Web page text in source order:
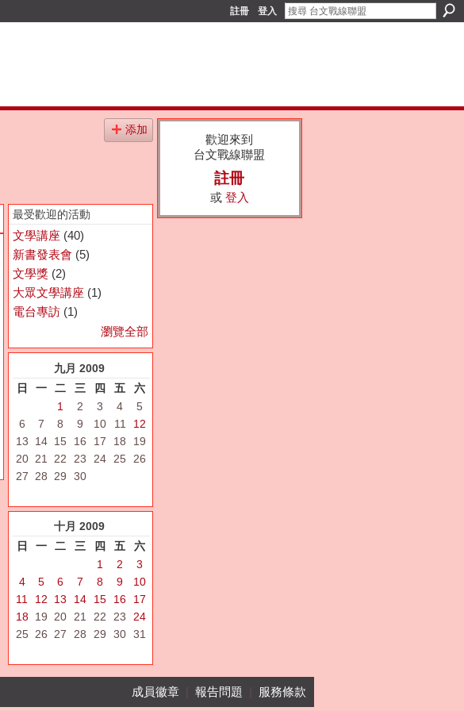
註冊 登入
添加
最受歡迎的活動
文學講座 (40)
新書發表會 (5)
文學獎(2)
大眾文學講座 (1)
電台專訪(1)
瀏覽全部
九月 2009
日
一 二 三 四 五
六
1
2 3 4
5
6
7 8 9 10 11
12
13
14 15 16 17 18
19
20 21 22 23 24 25
26
27
28 29 30
十月 2009
日
一 二 三 四 五
六
1
2
3
4
5 6 7 8 9
10
11
12 13 14 15 16
17
18 19 20 21 22 23
24
25 26 27 28 29 30 31
歡迎來到
台文戰線聯盟
註冊
或 登入
成員徽章| 報告問題 服務條款